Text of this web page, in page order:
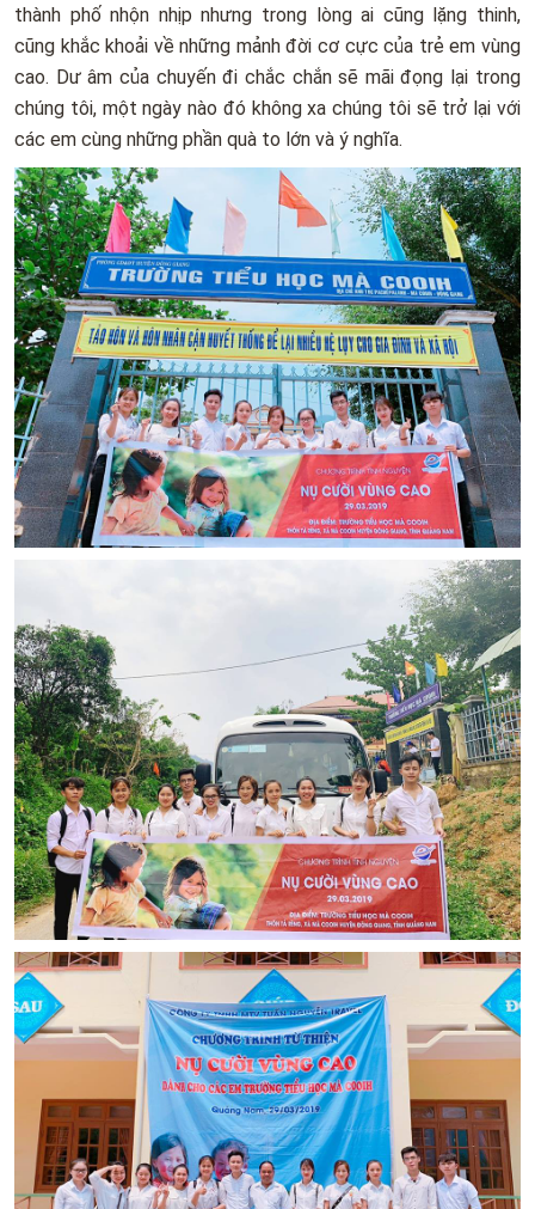
thành phố nhộn nhịp nhưng trong lòng ai cũng lặng thinh,
cũng khắc khoải về những mảnh đời cơ cực của trẻ em vùng
cao. Dư âm của chuyến đi chắc chắn sẽ mãi đọng lại trong
chúng tôi, một ngày nào đó không xa chúng tôi sẽ trở lại với
các em cùng những phần quà to lớn và ý nghĩa.